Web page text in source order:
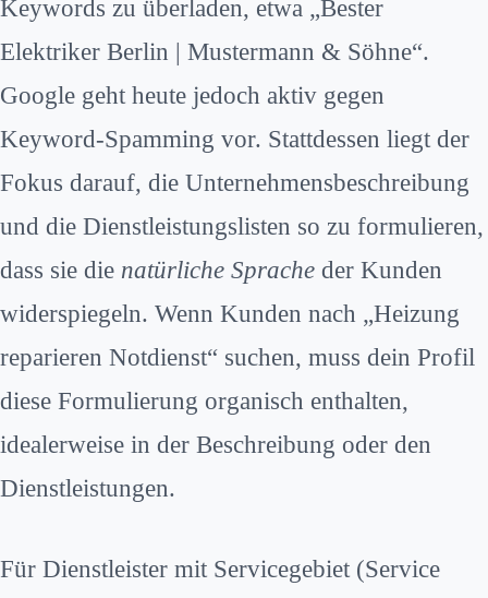
Keywords zu überladen, etwa „Bester
Elektriker Berlin | Mustermann & Söhne“.
Google geht heute jedoch aktiv gegen
Keyword-Spamming vor. Stattdessen liegt der
Fokus darauf, die Unternehmensbeschreibung
und die Dienstleistungslisten so zu formulieren,
dass sie die natürliche Sprache der Kunden
widerspiegeln. Wenn Kunden nach „Heizung
reparieren Notdienst“ suchen, muss dein Profil
diese Formulierung organisch enthalten,
idealerweise in der Beschreibung oder den
Dienstleistungen.
Für Dienstleister mit Servicegebiet (Service